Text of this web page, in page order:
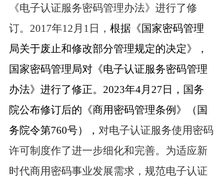
《电子认证服务密码管理办法》进行了修
订。 2017年12月 1 日， 根据《国家密码管理
局关于废止和修改部分管理规定的决定》，
国家密码管理局对《电子认证服务密码管理
办法》进行了修正。 2023年4月 27 日，国务
院公布修订后的《商用密码管理条例》（国
务院令第760号）， 对电子认证服务使用密码
许可制度作了进一步细化和完善。为适应新
时代商用密码事业发展需求，规范电子认证